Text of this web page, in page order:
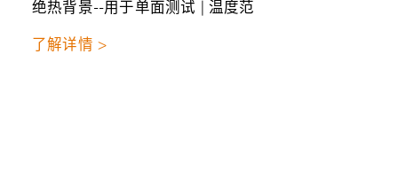
绝热背景--用于单面测试 | 温度范
了解详情 >